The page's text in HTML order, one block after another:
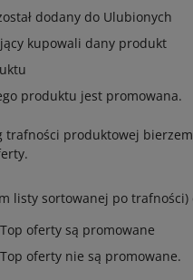
dodany do Ulubionych
kupowali dany produkt
produktu jest promowana.
trafności produktowej
listy sortowanej po
oferty są promowane
oferty nie są promowane.